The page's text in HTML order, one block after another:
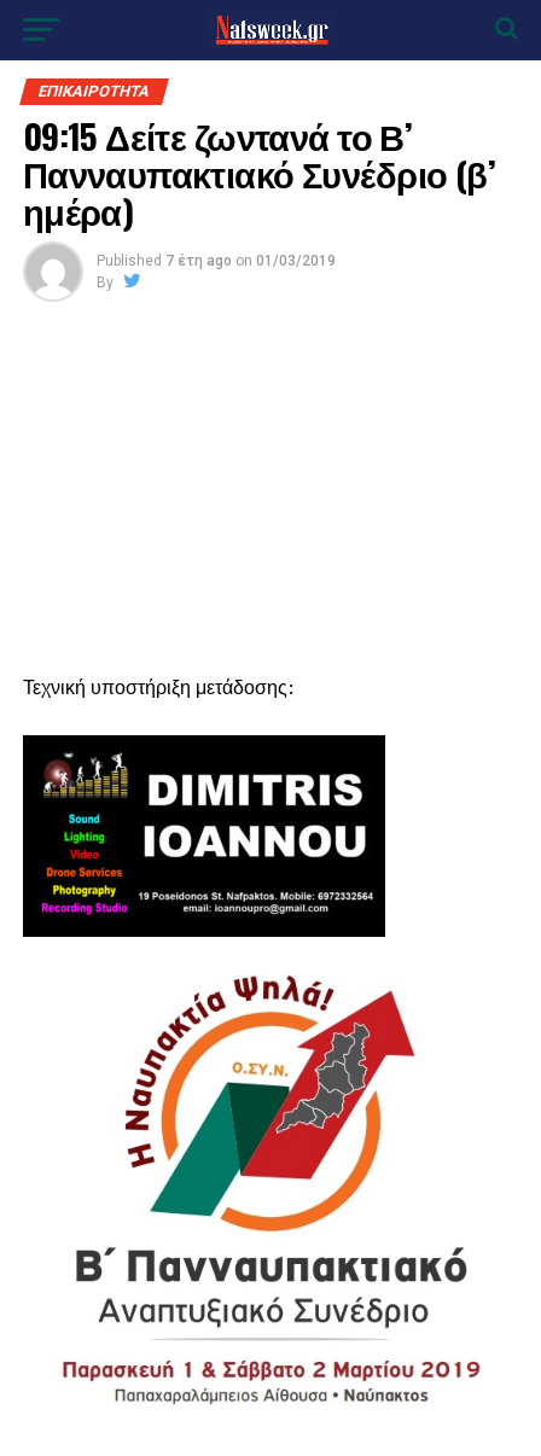
ΕΠΙΚΑΙΡΟΤΗΤΑ
09:15 Δείτε ζωντανά το Β’
Πανναυπακτιακό Συνέδριο (β’
ημέρα)
Published 7 έτη ago on 01/03/2019
By
Τεχνική υποστήριξη μετάδοσης: